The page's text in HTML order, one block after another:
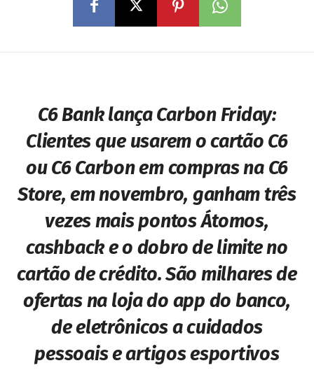
C6 Bank lança Carbon Friday:
Clientes que usarem o cartão C6
ou C6 Carbon em compras na C6
Store, em novembro, ganham três
vezes mais pontos Átomos,
cashback e o dobro de limite no
cartão de crédito.São milhares de
ofertas na loja do app do banco,
de eletrônicos a cuidados
pessoais e artigos esportivos